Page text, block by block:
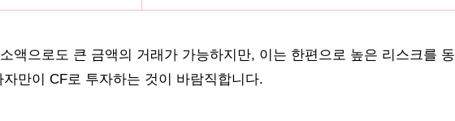
액으로도 큰 금액의 거래가 가능하지만, 이는 한편으로 높은 리스크를 동
만이 CF로 투자하는 것이 바람직합니다.